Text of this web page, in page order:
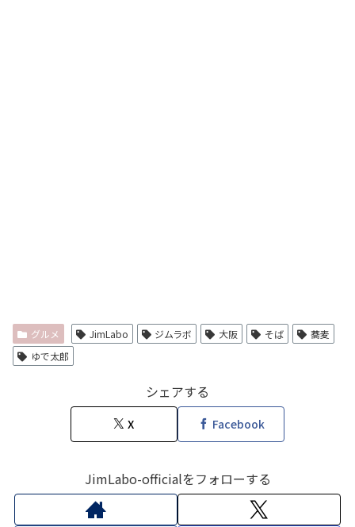
グルメ JimLabo ジムラボ 大阪 そば
蕎麦
ゆで太郎
シェアする
X Facebook
JimLabo-officialをフォローする